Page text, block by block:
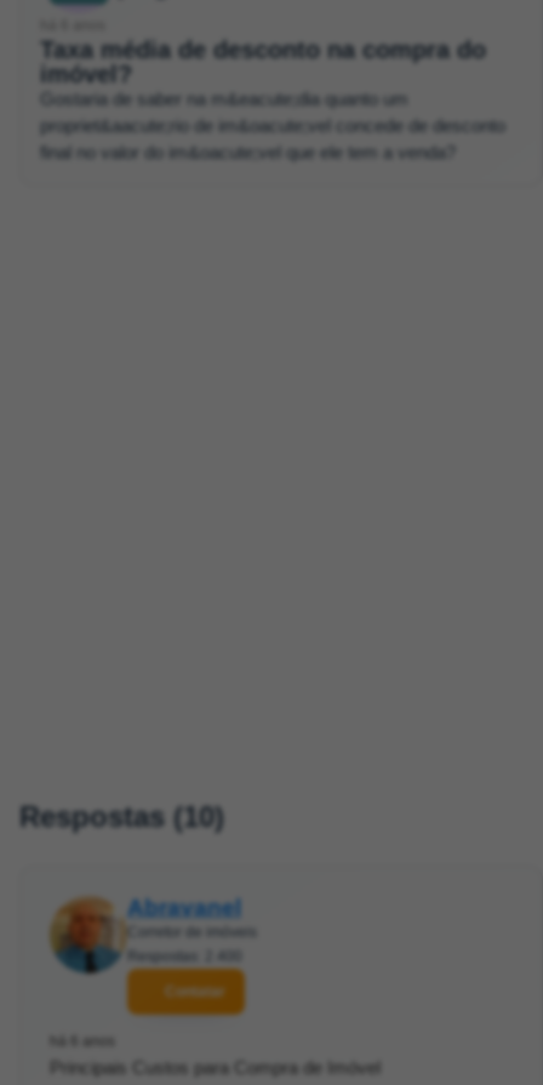
Taxa média de desconto na compra do
imóvel?
Gostaria de saber na m&eacute;dia quanto um
propriet&aacute;rio de im&oacute;vel concede de desconto
final no valor do im&oacute;vel que ele tem a venda?
Respostas (10)
Abravanel
Contatar
Principais Custos para Compra de Imóvel